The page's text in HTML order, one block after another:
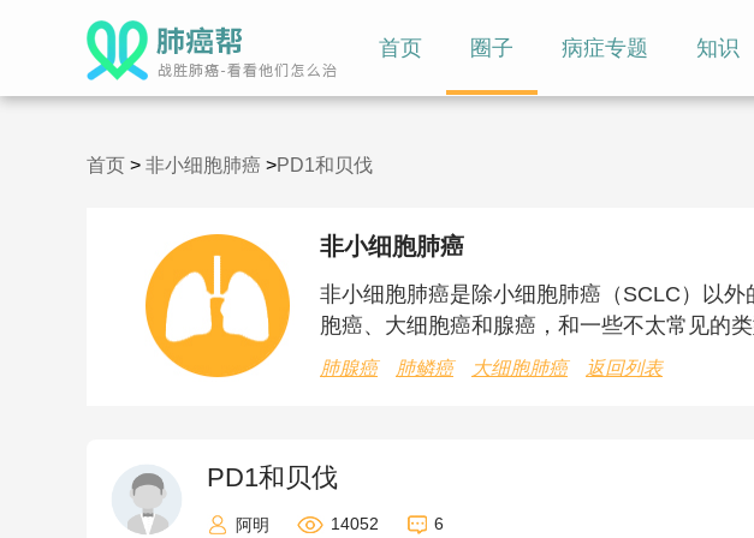
首页 圈子 病症专题 知识
首页 > 非小细胞肺癌 >PD1和贝伐
非小细胞肺癌
非小细胞肺癌是除小细胞肺癌（SCLC）以
胞癌、大细胞癌和腺癌，和一些不太常见的类
肺腺癌 肺鳞癌 大细胞肺癌 返回列表
PD1和贝伐
阿明 14052 6